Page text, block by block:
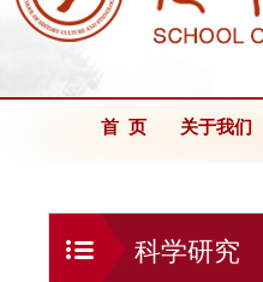
首 页 关于我们
科学研究